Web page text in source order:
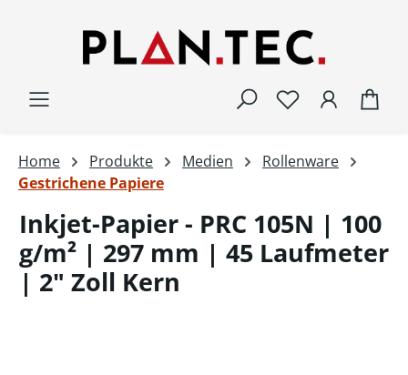
Home Produkte Medien
Rollenware
Gestrichene Papiere
Inkjet-Papier - PRC 105N | 100
g/m² | 297 mm | 45 Laufmeter
| 2" Zoll Kern